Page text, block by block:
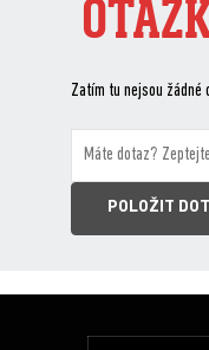
Zatím tu nejsou žádné